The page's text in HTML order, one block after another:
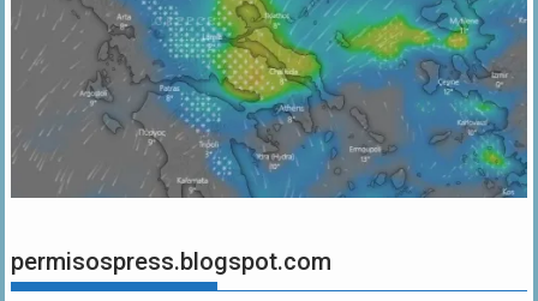
permisospress.blogspot.com